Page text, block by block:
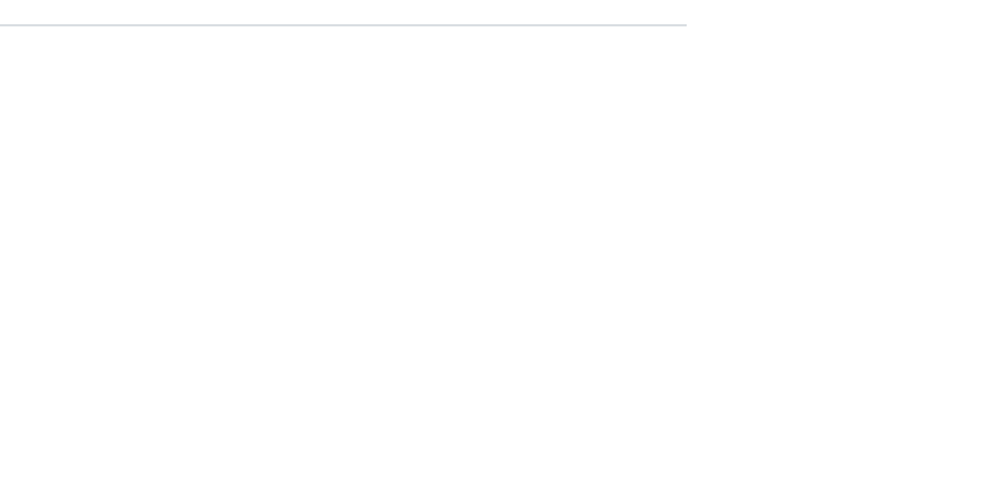
Vorhaben nicht zugestimmt haben, wird eine Ausfertigung des